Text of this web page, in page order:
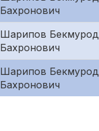
Бахронович
Шарипов Бекмурод
Бахронович
Шарипов Бекмурод
Бахронович